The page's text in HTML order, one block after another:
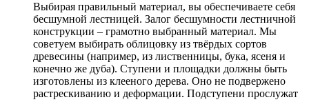
Выбирая правильный материал, вы обеспечиваете себя
бесшумной лестницей. Залог бесшумности лестничной
конструкции – грамотно выбранный материал. Мы
советуем выбирать облицовку из твёрдых сортов
древесины (например, из лиственницы, бука, ясеня и
конечно же дуба). Ступени и площадки должны быть
изготовлены из клееного дерева. Оно не подвержено
растрескиванию и деформации. Подступени прослужат